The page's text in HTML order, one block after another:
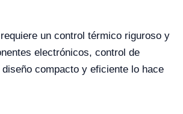
un control térmico riguroso y
electrónicos, control de
compacto y eficiente lo hace